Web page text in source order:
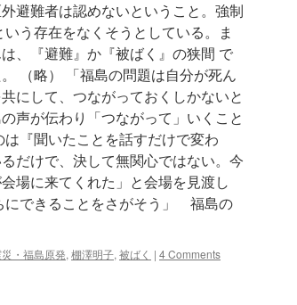
避難者は認めないということ。強制
う存在をなくそうとしている。ま
、『避難』か『被ばく』の狭間 で
（略） 「福島の問題は自分が死ん
にして、つながっておくしかないと
声が伝わり「つながって」いくこと
『聞いたことを話すだけで変わ
だけで、決して無関心ではない。今
場に来てくれた」と会場を見渡し
にできることをさがそう」 福島の
・福島原発, 棚澤明子, 被ばく | 4 Comments